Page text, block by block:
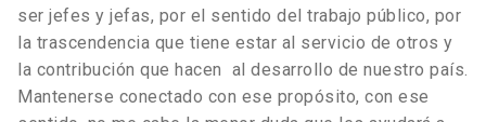
ser jefes y jefas, por el sentido del trabajo público, por
la trascendencia que tiene estar al servicio de otros y
la contribución que hacen al desarrollo de nuestro país.
Mantenerse conectado con ese propósito, con ese